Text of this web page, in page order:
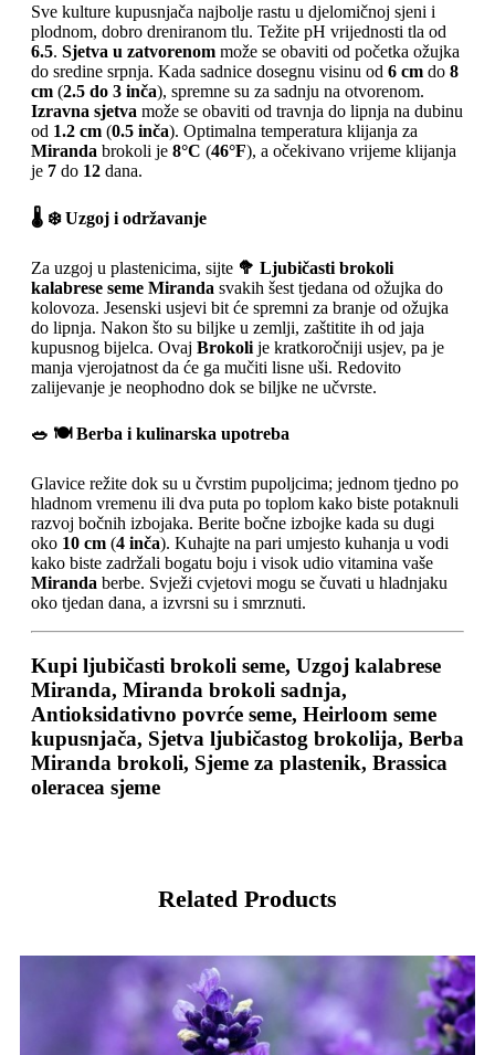
Sve kulture kupusnjača najbolje rastu u djelomičnoj sjeni i
plodnom, dobro dreniranom tlu. Težite pH vrijednosti tla od
6.5. Sjetva u zatvorenom može se obaviti od početka ožujka
do sredine srpnja. Kada sadnice dosegnu visinu od 6 cm do 8
cm (2.5 do 3 inča), spremne su za sadnju na otvorenom.
Izravna sjetva može se obaviti od travnja do lipnja na dubinu
od 1.2 cm (0.5 inča). Optimalna temperatura klijanja za
Miranda brokoli je 8°C (46°F), a očekivano vrijeme klijanja
je 7 do 12 dana.
🌡️ ❄️ Uzgoj i održavanje
Za uzgoj u plastenicima, sijte 🥦 Ljubičasti brokoli
kalabrese seme Miranda svakih šest tjedana od ožujka do
kolovoza. Jesenski usjevi bit će spremni za branje od ožujka
do lipnja. Nakon što su biljke u zemlji, zaštitite ih od jaja
kupusnog bijelca. Ovaj Brokoli je kratkoročniji usjev, pa je
manja vjerojatnost da će ga mučiti lisne uši. Redovito
zalijevanje je neophodno dok se biljke ne učvrste.
🥗 🍽️ Berba i kulinarska upotreba
Glavice režite dok su u čvrstim pupoljcima; jednom tjedno po
hladnom vremenu ili dva puta po toplom kako biste potaknuli
razvoj bočnih izbojaka. Berite bočne izbojke kada su dugi
oko 10 cm (4 inča). Kuhajte na pari umjesto kuhanja u vodi
kako biste zadržali bogatu boju i visok udio vitamina vaše
Miranda berbe. Svježi cvjetovi mogu se čuvati u hladnjaku
oko tjedan dana, a izvrsni su i smrznuti.
Kupi ljubičasti brokoli seme, Uzgoj kalabrese
Miranda, Miranda brokoli sadnja,
Antioksidativno povrće seme, Heirloom seme
kupusnjača, Sjetva ljubičastog brokolija, Berba
Miranda brokoli, Sjeme za plastenik, Brassica
oleracea sjeme
Related Products